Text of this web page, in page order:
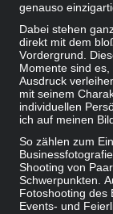
genauso
Dabei stehen
direkt mit dem
Vordergrund.
Momente sind
Ausdruck
mit seinem
individuellen
ich auf meinen
So zählen zum
Shooting von
Schwerpunkten.
Fotoshooting des
Events- und